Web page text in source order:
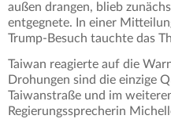
außen drangen, blieb
entgegnete. In einer
Trump-Besuch tauchte das
Taiwan reagierte auf die
Drohungen sind die einzige
Taiwanstraße und im
Regierungssprecherin